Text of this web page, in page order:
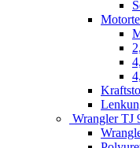
Wrangler TJ